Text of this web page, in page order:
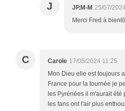
J JP.M-M 25/07/
Merci Fred à
C Carole 17/05/2024 11:25
Mon Dieu elle est toujours
France pour la tournée je
les Pyrénées il m'aurait
les fans ont l'air plus